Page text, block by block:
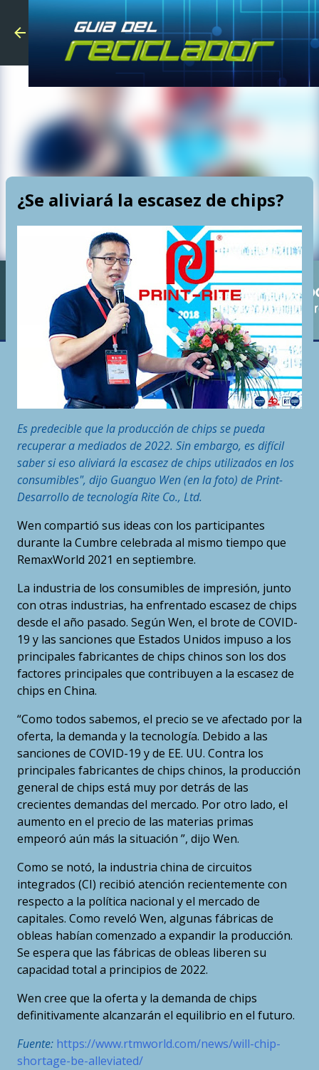
Skip to
¿Se aliviará la escasez de chips?
Es predecible que la producción de chips se pueda
recuperar a mediados de 2022. Sin embargo, es difícil
saber si eso aliviará la escasez de chips utilizados en los
consumibles", dijo Guanguo Wen (en la foto) de Print-
Desarrollo de tecnología Rite Co., Ltd.
Wen compartió sus ideas con los participantes
durante la Cumbre celebrada al mismo tiempo que
RemaxWorld 2021 en septiembre.
La industria de los consumibles de impresión, junto
con otras industrias, ha enfrentado escasez de chips
desde el año pasado. Según Wen, el brote de COVID-
19 y las sanciones que Estados Unidos impuso a los
principales fabricantes de chips chinos son los dos
factores principales que contribuyen a la escasez de
chips en China.
“Como todos sabemos, el precio se ve afectado por la
oferta, la demanda y la tecnología. Debido a las
sanciones de COVID-19 y de EE. UU. Contra los
principales fabricantes de chips chinos, la producción
general de chips está muy por detrás de las
crecientes demandas del mercado. Por otro lado, el
aumento en el precio de las materias primas
empeoró aún más la situación ”, dijo Wen.
Como se notó, la industria china de circuitos
integrados (CI) recibió atención recientemente con
respecto a la política nacional y el mercado de
capitales. Como reveló Wen, algunas fábricas de
obleas habían comenzado a expandir la producción.
Se espera que las fábricas de obleas liberen su
capacidad total a principios de 2022.
Wen cree que la oferta y la demanda de chips
definitivamente alcanzarán el equilibrio en el futuro.
Fuente: https://www.rtmworld.com/news/will-chip-
shortage-be-alleviated/